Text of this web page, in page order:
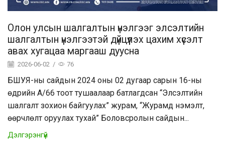
Олон улсын шалгалтын үнэлгээг элсэлтийн
шалгалтын үнэлгээтэй дүйцүүлэх цахим хүсэлт
авах хугацаа маргааш дуусна
2026-06-02 / 76
БШУЯ-ны сайдын 2024 оны 02 дугаар сарын 16-ны
өдрийн А/66 тоот тушаалаар батлагдсан “Элсэлтийн
шалгалт зохион байгуулах” журам, “Журамд нэмэлт,
өөрчлөлт оруулах тухай” Боловсролын сайдын...
Дэлгэрэнгүй